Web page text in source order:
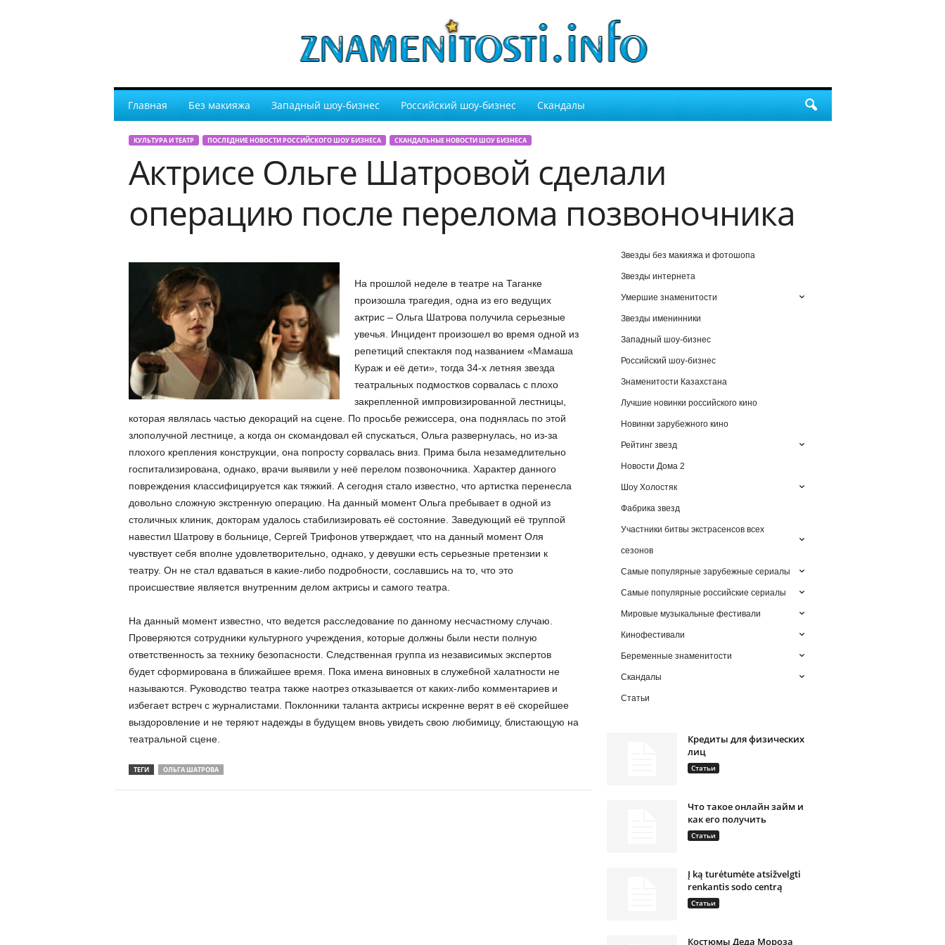
Главная Без макияжа Западный шоу-бизнес Российский шоу-бизнес Скандалы
КУЛЬТУРА И ТЕАТР ПОСЛЕДНИЕ НОВОСТИ РОССИЙСКОГО ШОУ БИЗНЕСА СКАНДАЛЬНЫЕ НОВОСТИ ШОУ БИЗНЕСА
Актрисе Ольге Шатровой сделали
операцию после перелома позвоночника
На прошлой неделе в театре на Таганке
произошла трагедия, одна из его ведущих
актрис – Ольга Шатрова получила серьезные
увечья. Инцидент произошел во время одной из
репетиций спектакля под названием «Мамаша
Кураж и её дети», тогда 34-х летняя звезда
театральных подмостков сорвалась с плохо
закрепленной импровизированной лестницы,
которая являлась частью декораций на сцене. По просьбе режиссера, она поднялась по этой
злополучной лестнице, а когда он скомандовал ей спускаться, Ольга развернулась, но из-за
плохого крепления конструкции, она попросту сорвалась вниз. Прима была незамедлительно
госпитализирована, однако, врачи выявили у неё перелом позвоночника. Характер данного
повреждения классифицируется как тяжкий. А сегодня стало известно, что артистка перенесла
довольно сложную экстренную операцию. На данный момент Ольга пребывает в одной из
столичных клиник, докторам удалось стабилизировать её состояние. Заведующий её труппой
навестил Шатрову в больнице, Сергей Трифонов утверждает, что на данный момент Оля
чувствует себя вполне удовлетворительно, однако, у девушки есть серьезные претензии к
театру. Он не стал вдаваться в какие-либо подробности, сославшись на то, что это
происшествие является внутренним делом актрисы и самого театра.
На данный момент известно, что ведется расследование по данному несчастному случаю.
Проверяются сотрудники культурного учреждения, которые должны были нести полную
ответственность за технику безопасности. Следственная группа из независимых экспертов
будет сформирована в ближайшее время. Пока имена виновных в служебной халатности не
называются. Руководство театра также наотрез отказывается от каких-либо комментариев и
избегает встреч с журналистами. Поклонники таланта актрисы искренне верят в её скорейшее
выздоровление и не теряют надежды в будущем вновь увидеть свою любимицу, блистающую на
театральной сцене.
ТЕГИ ОЛЬГА ШАТРОВА
Звезды без макияжа и фотошопа
Звезды интернета
Умершие знаменитости
Звезды именинники
Западный шоу-бизнес
Российский шоу-бизнес
Знаменитости Казахстана
Лучшие новинки российского кино
Новинки зарубежного кино
Рейтинг звезд
Новости Дома 2
Шоу Холостяк
Фабрика звезд
Участники битвы экстрасенсов всех
сезонов
Самые популярные зарубежные сериалы
Самые популярные российские сериалы
Мировые музыкальные фестивали
Кинофестивали
Беременные знаменитости
Скандалы
Статьи
Кредиты для физических
лиц
Статьи
Что такое онлайн займ и
как его получить
Статьи
Į ką turėtumėte atsižvelgti
renkantis sodo centrą
Статьи
Костюмы Деда Мороза